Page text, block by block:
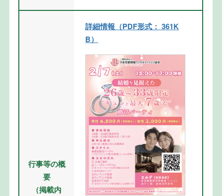
行事等の概
要
（掲載内
詳細情報（PDF形式： 361K
B）